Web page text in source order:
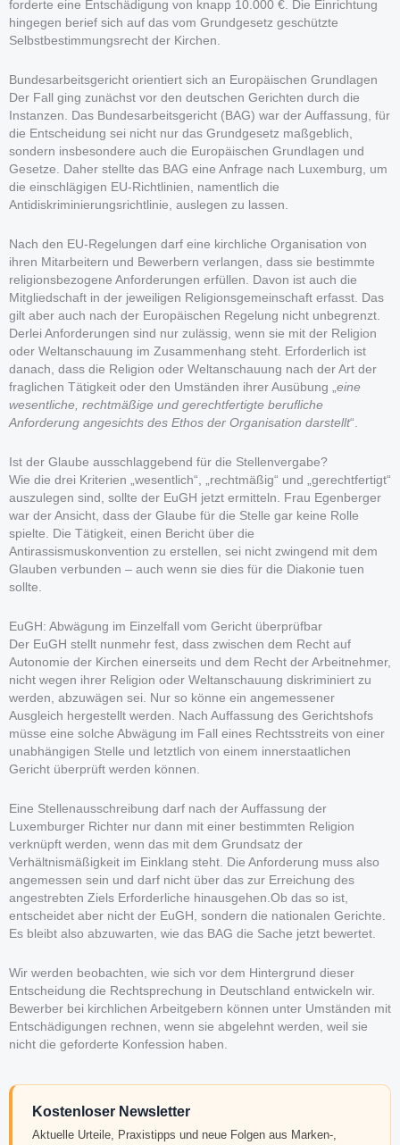
forderte eine Entschädigung von knapp 10.000 €. Die Einrichtung
hingegen berief sich auf das vom Grundgesetz geschützte
Selbstbestimmungsrecht der Kirchen.
Bundesarbeitsgericht orientiert sich an Europäischen Grundlagen
Der Fall ging zunächst vor den deutschen Gerichten durch die
Instanzen. Das Bundesarbeitsgericht (BAG) war der Auffassung, für
die Entscheidung sei nicht nur das Grundgesetz maßgeblich,
sondern insbesondere auch die Europäischen Grundlagen und
Gesetze. Daher stellte das BAG eine Anfrage nach Luxemburg, um
die einschlägigen EU-Richtlinien, namentlich die
Antidiskriminierungsrichtlinie, auslegen zu lassen.
Nach den EU-Regelungen darf eine kirchliche Organisation von
ihren Mitarbeitern und Bewerbern verlangen, dass sie bestimmte
religionsbezogene Anforderungen erfüllen. Davon ist auch die
Mitgliedschaft in der jeweiligen Religionsgemeinschaft erfasst. Das
gilt aber auch nach der Europäischen Regelung nicht unbegrenzt.
Derlei Anforderungen sind nur zulässig, wenn sie mit der Religion
oder Weltanschauung im Zusammenhang steht. Erforderlich ist
danach, dass die Religion oder Weltanschauung nach der Art der
fraglichen Tätigkeit oder den Umständen ihrer Ausübung „ eine
wesentliche, rechtmäßige und gerechtfertigte berufliche
Anforderung angesichts des Ethos der Organisation darstellt“.
Ist der Glaube ausschlaggebend für die Stellenvergabe?
Wie die drei Kriterien „wesentlich“, „rechtmäßig“ und „gerechtfertigt“
auszulegen sind, sollte der EuGH jetzt ermitteln. Frau Egenberger
war der Ansicht, dass der Glaube für die Stelle gar keine Rolle
spielte. Die Tätigkeit, einen Bericht über die
Antirassismuskonvention zu erstellen, sei nicht zwingend mit dem
Glauben verbunden – auch wenn sie dies für die Diakonie tuen
sollte.
EuGH: Abwägung im Einzelfall vom Gericht überprüfbar
Der EuGH stellt nunmehr fest, dass zwischen dem Recht auf
Autonomie der Kirchen einerseits und dem Recht der Arbeitnehmer,
nicht wegen ihrer Religion oder Weltanschauung diskriminiert zu
werden, abzuwägen sei. Nur so könne ein angemessener
Ausgleich hergestellt werden. Nach Auffassung des Gerichtshofs
müsse eine solche Abwägung im Fall eines Rechtsstreits von einer
unabhängigen Stelle und letztlich von einem innerstaatlichen
Gericht überprüft werden können.
Eine Stellenausschreibung darf nach der Auffassung der
Luxemburger Richter nur dann mit einer bestimmten Religion
verknüpft werden, wenn das mit dem Grundsatz der
Verhältnismäßigkeit im Einklang steht. Die Anforderung muss also
angemessen sein und darf nicht über das zur Erreichung des
angestrebten Ziels Erforderliche hinausgehen.Ob das so ist,
entscheidet aber nicht der EuGH, sondern die nationalen Gerichte.
Es bleibt also abzuwarten, wie das BAG die Sache jetzt bewertet.
Wir werden beobachten, wie sich vor dem Hintergrund dieser
Entscheidung die Rechtsprechung in Deutschland entwickeln wir.
Bewerber bei kirchlichen Arbeitgebern können unter Umständen mit
Entschädigungen rechnen, wenn sie abgelehnt werden, weil sie
nicht die geforderte Konfession haben.
Kostenloser Newsletter
Aktuelle Urteile, Praxistipps und neue Folgen aus Marken-,